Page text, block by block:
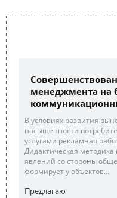
менеджмента на
В условиях развития
насыщенности
услугами рекламная
Дидактическая методика
явлений со стороны
формирует у объектов...
Предлагаю